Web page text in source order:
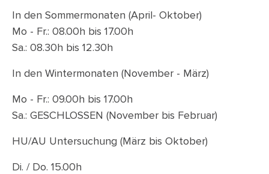
In den Sommermonaten (April- Oktober)
Mo - Fr.: 08.00h bis 17.00h
Sa.: 08.30h bis 12.30h
In den Wintermonaten (November - März)
Mo - Fr.: 09.00h bis 17.00h
Sa.: GESCHLOSSEN (November bis Februar)
HU/AU Untersuchung (März bis Oktober)
Di. / Do. 15.00h